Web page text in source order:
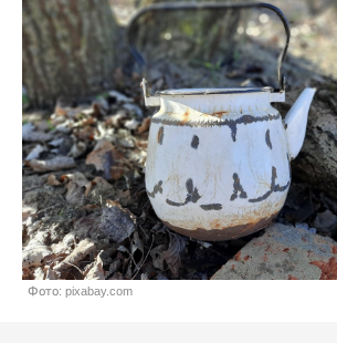
Фото: pixabay.com